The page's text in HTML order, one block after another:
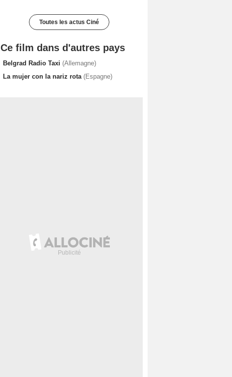
Toutes les actus Ciné
Ce film dans d'autres pays
Belgrad Radio Taxi (Allemagne)
La mujer con la nariz rota (Espagne)